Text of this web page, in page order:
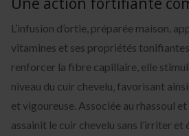
L’infusion d’ortie, préparée maison,
vitamines et ses propriétés
renforcer la fibre capillaire, elle
niveau du cuir chevelu, favorisant
et vigoureuse. Associée au rhassoul et
assainit le cuir chevelu sans l’irriter et